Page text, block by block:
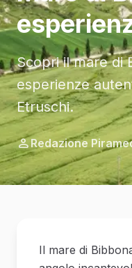
Scopri il mare di
esperienze
Etruschi.
Redazione
Il mare di